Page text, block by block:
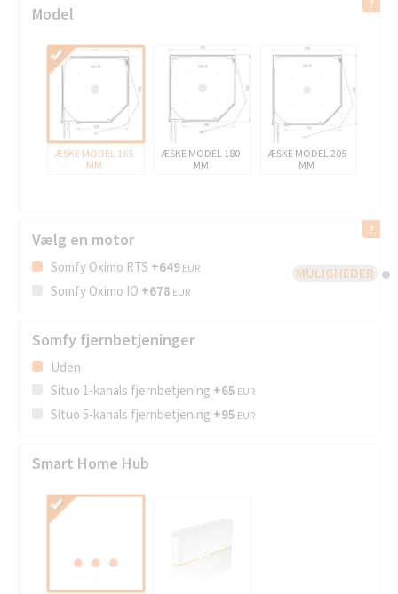
MULIGHEDER
Model
ÆSKE MODEL 165
MM
ÆSKE MODEL 180
MM
ÆSKE MODEL 205
MM
Vælg en motor
Somfy Oximo RTS +649 EUR
Somfy Oximo IO +678 EUR
Somfy fjernbetjeninger
Uden
Situo 1-kanals fjernbetjening +65 EUR
Situo 5-kanals fjernbetjening +95 EUR
Smart Home Hub